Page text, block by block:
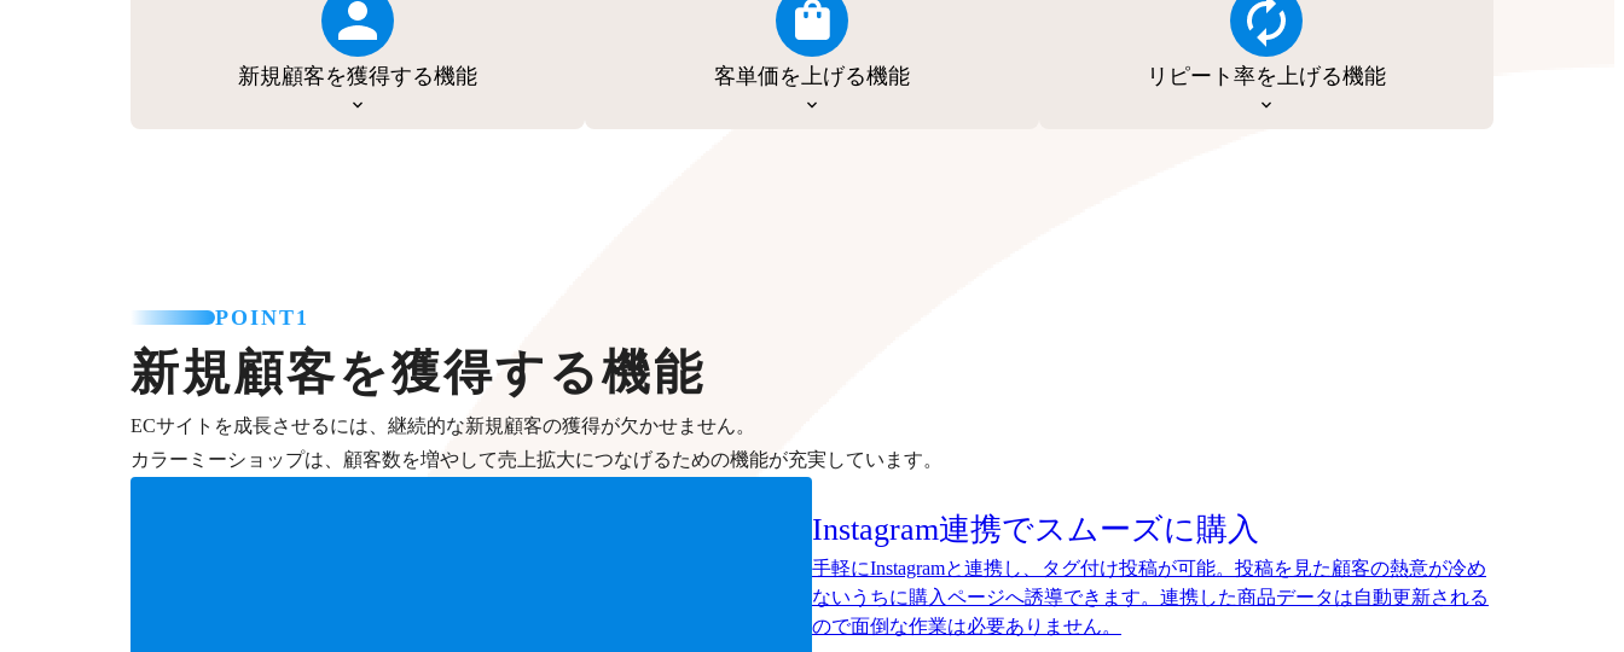
新規顧客を獲得する機能 客単価を上げる機能 リピート率を上げる機能
POINT1
新規顧客を獲得する機能
ECサイトを成長させるには、継続的な新規顧客の獲得が欠かせません。
カラーミーショップは、顧客数を増やして売上拡大につなげるための機能が充実しています。
Instagram連携でスムーズに購入
手軽にInstagramと連携し、タグ付け投稿が可能。投稿を見た顧客の熱意が冷め
ないうちに購入ページへ誘導できます。連携した商品データは自動更新される
ので面倒な作業は必要ありません。